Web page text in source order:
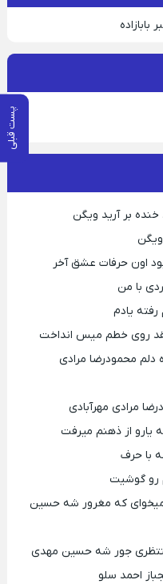
پست قبلی
بابازاده
خنده بر آرید ویگن
اون حرفات عشق آخر
با من
یادم
روی خطم میس انداخت
دلم محمودرضا مرادی
مرادی مهرآبادی
از ذهنم میرفت
با حرف
رو گوشیت
که مغرور شه حسین
جور شه حسین مهدی
احمد سلو